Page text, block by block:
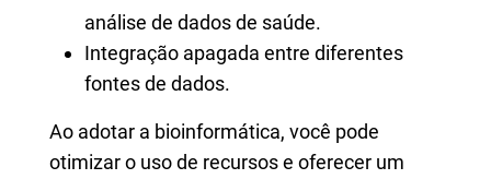
análise de dados de saúde.
Integração apagada entre diferentes
fontes de dados.
Ao adotar a bioinformática, você pode
otimizar o uso de recursos e oferecer um